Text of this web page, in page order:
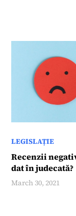
LEGISLAȚIE
Recenzii
dat în judecată?
March 30, 2021